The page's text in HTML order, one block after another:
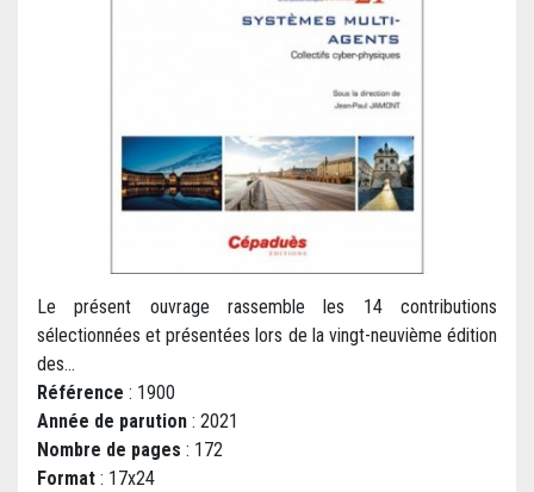
Le présent ouvrage rassemble les 14 contributions
sélectionnées et présentées lors de la vingt-neuvième édition
des...
Référence : 1900
Année de parution : 2021
Nombre de pages : 172
Format : 17x24